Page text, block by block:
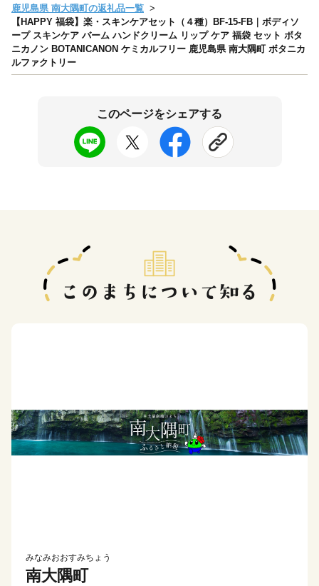
鹿児島県 南大隅町の返礼品一覧
【HAPPY 福袋】楽・スキンケアセット（４種）BF-15-FB｜ボディソ
ープ スキンケア バーム ハンドクリーム リップ ケア 福袋 セット ボタ
ニカノン BOTANICANON ケミカルフリー 鹿児島県 南大隅町 ボタニカ
ルファクトリー
このページをシェアする
みなみおおすみちょう
南大隅町